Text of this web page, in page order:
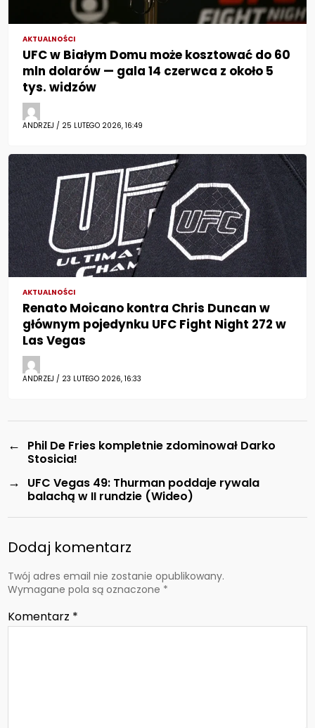
AKTUALNOŚCI
UFC w Białym Domu może kosztować do 60
mln dolarów — gala 14 czerwca z około 5
tys. widzów
ANDRZEJ / 25 LUTEGO 2026, 16:49
AKTUALNOŚCI
Renato Moicano kontra Chris Duncan w
głównym pojedynku UFC Fight Night 272 w
Las Vegas
ANDRZEJ / 23 LUTEGO 2026, 16:33
←
Phil De Fries kompletnie zdominował Darko
Stosicia!
→
UFC Vegas 49: Thurman poddaje rywala
balachą w II rundzie (Wideo)
Dodaj komentarz
Twój adres email nie zostanie opublikowany.
Wymagane pola są oznaczone *
Komentarz *